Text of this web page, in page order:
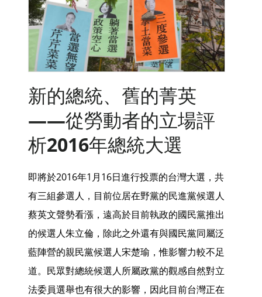
新的總統、舊的菁英
——從勞動者的立場評
析2016年總統大選
即將於2016年1月16日進行投票的台灣大選，共
有三組參選人，目前位居在野黨的民進黨候選人
蔡英文聲勢看漲，遠高於目前執政的國民黨推出
的候選人朱立倫，除此之外還有與國民黨同屬泛
藍陣營的親民黨候選人宋楚瑜，惟影響力較不足
道。民眾對總統候選人所屬政黨的觀感自然對立
法委員選舉也有很大的影響，因此目前台灣正在